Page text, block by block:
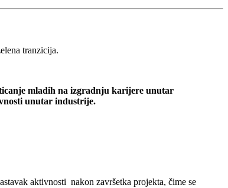
tranzicija.
mladih na izgradnju karijere unutar
unutar industrije.
aktivnosti nakon završetka projekta, čime se